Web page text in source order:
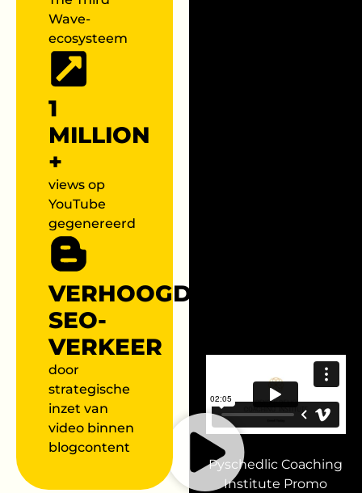
Pyschedlic Coaching
Institute Promo
Wave-
ecosysteem
1
MILLION
+
views op
YouTube
gegenereerd
VERHOOGD
SEO-
VERKEER
door
strategische
inzet van
video binnen
blogcontent